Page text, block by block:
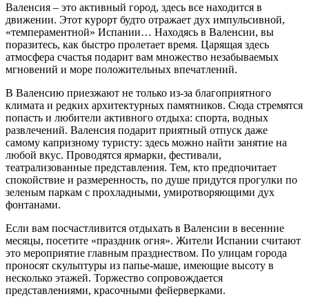
Валенсия – это активный город, здесь все находится в
движении. Этот курорт будто отражает дух импульсивной,
«темпераментной» Испании… Находясь в Валенсии, вы
поразитесь, как быстро пролетает время. Царящая здесь
атмосфера счастья подарит вам множество незабываемых
мгновений и море положительных впечатлений.
В Валенсию приезжают не только из-за благоприятного
климата и редких архитектурных памятников. Сюда стремятся
попасть и любители активного отдыха: спорта, водных
развлечений. Валенсия подарит приятный отпуск даже
самому капризному туристу: здесь можно найти занятие на
любой вкус. Проводятся ярмарки, фестивали,
театрализованные представления. Тем, кто предпочитает
спокойствие и размеренность, по душе придутся прогулки по
зеленым паркам с прохладными, умиротворяющими дух
фонтанами.
Если вам посчастливится отдыхать в Валенсии в весенние
месяцы, посетите «праздник огня». Жители Испании считают
это мероприятие главным празднеством. По улицам города
проносят скульптуры из папье-маше, имеющие высоту в
несколько этажей. Торжество сопровождается
представлениями, красочными фейерверками.